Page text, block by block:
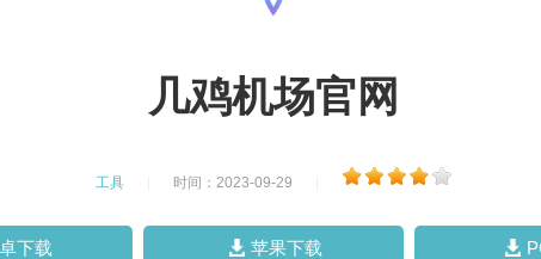
几鸡机场官网
工具 时间：2023-09-29
下载 苹果下载